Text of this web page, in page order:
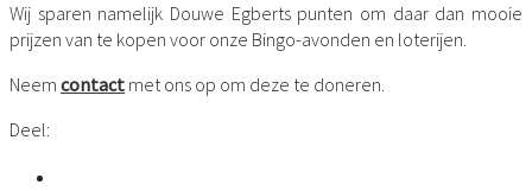
Wij sparen namelijk Douwe Egberts punten om daar dan mooie
prijzen van te kopen voor onze Bingo-avonden en loterijen.
Neem contact met ons op om deze te doneren.
Deel: